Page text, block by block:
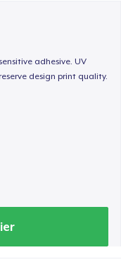
adhesive. UV
design print quality.